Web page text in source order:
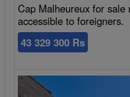
Cap Malheureux for sale
accessible to foreigners.
43 329 300 Rs